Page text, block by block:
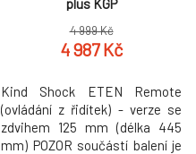
plus KGP
4 999 Kč
4 987 Kč
Kind Shock ETEN Remote
(ovládání z řidítek) - verze se
zdvihem 125 mm (délka 445
mm) POZOR součástí balení je